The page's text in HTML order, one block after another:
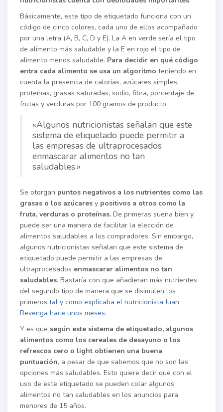
Básicamente, este tipo de etiquetado funciona con un
código de cinco colores, cada uno de ellos acompañado
por una letra (A, B, C, D y E). La A en verde sería el tipo
de alimento más saludable y la E en rojo el tipo de
alimento menos saludable. Para decidir en qué código
entra cada alimento se usa un algoritmo teniendo en
cuenta la presencia de calorías, azúcares simples,
proteínas, grasas saturadas, sodio, fibra, porcentaje de
frutas y verduras por 100 gramos de producto.
«Algunos nutricionistas señalan que este
sistema de etiquetado puede permitir a
las empresas de ultraprocesados
enmascarar alimentos no tan
saludables.»
Se otorgan puntos negativos a los nutrientes como las
grasas o los azúcares y positivos a otros como la
fruta, verduras o proteínas. De primeras suena bien y
puede ser una manera de facilitar la elección de
alimentos saludables a los compradores. Sin embargo,
algunos nutricionistas señalan que este sistema de
etiquetado puede permitir a las empresas de
ultraprocesados enmascarar alimentos no tan
saludables. Bastaría con que añadieran más nutrientes
del segundo tipo de manera que se disimulen los
primeros tal y como explicaba el nutricionista Juan
Revenga hace unos meses.
Y es que según este sistema de etiquetado, algunos
alimentos como los cereales de desayuno o los
refrescos cero o light obtienen una buena
puntuación, a pesar de que sabemos que no son las
opciones más saludables. Esto quiere decir que con el
uso de este etiquetado se pueden colar algunos
alimentos no tan saludables en los anuncios para
menores de 15 años.